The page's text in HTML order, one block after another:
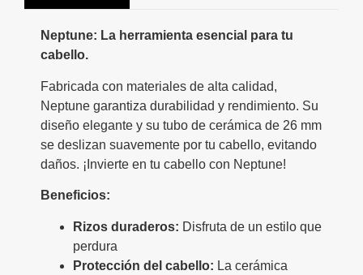
Neptune: La herramienta esencial para tu
cabello.
Fabricada con materiales de alta calidad,
Neptune garantiza durabilidad y rendimiento. Su
diseño elegante y su tubo de cerámica de 26 mm
se deslizan suavemente por tu cabello, evitando
daños. ¡Invierte en tu cabello con Neptune!
Beneficios:
Rizos duraderos: Disfruta de un estilo que
perdura
Protección del cabello: La cerámica